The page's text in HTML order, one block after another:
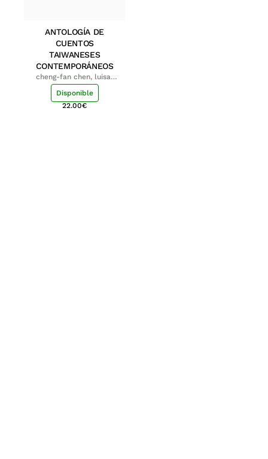
ANTOLOGÍA DE
CUENTOS
TAIWANESES
CONTEMPORÁNEOS
cheng-fan chen, luisa;
shu-ying chang, luisa
Disponible
22.00€